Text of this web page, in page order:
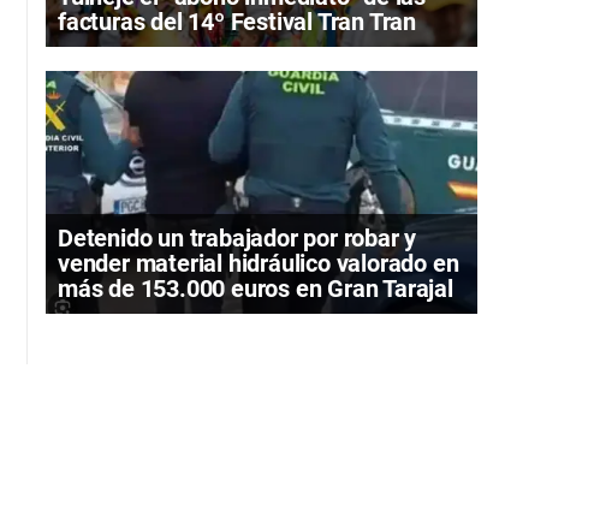
facturas del 14º Festival Tran Tran
Detenido un trabajador por robar y
vender material hidráulico valorado en
más de 153.000 euros en Gran Tarajal